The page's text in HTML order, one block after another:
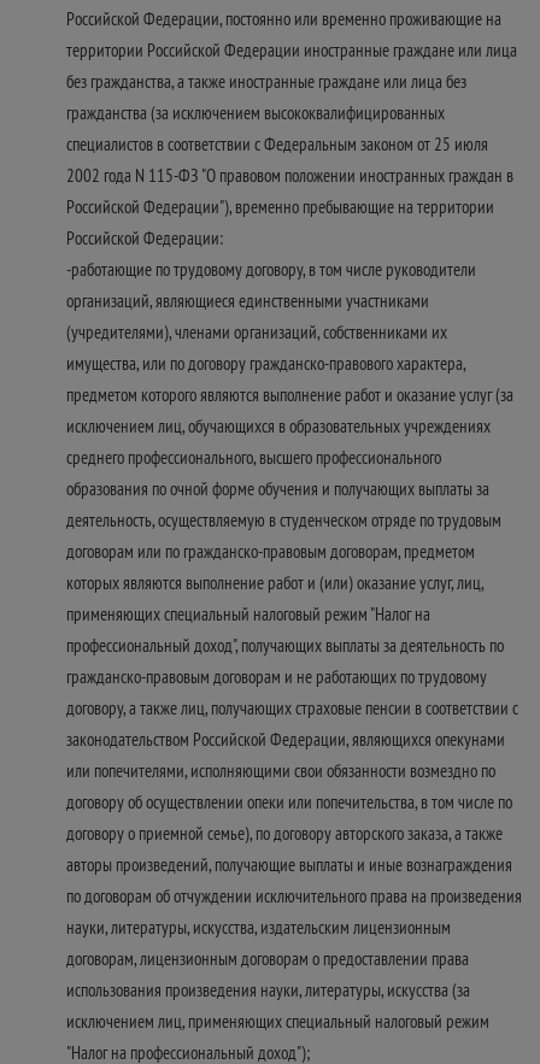
Российской Федерации, постоянно или временно проживающие на
территории Российской Федерации иностранные граждане или лица
без гражданства, а также иностранные граждане или лица без
гражданства (за исключением высококвалифицированных
специалистов в соответствии с Федеральным законом от 25 июля
2002 года N 115-ФЗ "О правовом положении иностранных граждан в
Российской Федерации"), временно пребывающие на территории
Российской Федерации:
-работающие по трудовому договору, в том числе руководители
организаций, являющиеся единственными участниками
(учредителями), членами организаций, собственниками их
имущества, или по договору гражданско-правового характера,
предметом которого являются выполнение работ и оказание услуг (за
исключением лиц, обучающихся в образовательных учреждениях
среднего профессионального, высшего профессионального
образования по очной форме обучения и получающих выплаты за
деятельность, осуществляемую в студенческом отряде по трудовым
договорам или по гражданско-правовым договорам, предметом
которых являются выполнение работ и (или) оказание услуг, лиц,
применяющих специальный налоговый режим "Налог на
профессиональный доход", получающих выплаты за деятельность по
гражданско-правовым договорам и не работающих по трудовому
договору, а также лиц, получающих страховые пенсии в соответствии с
законодательством Российской Федерации, являющихся опекунами
или попечителями, исполняющими свои обязанности возмездно по
договору об осуществлении опеки или попечительства, в том числе по
договору о приемной семье), по договору авторского заказа, а также
авторы произведений, получающие выплаты и иные вознаграждения
по договорам об отчуждении исключительного права на произведения
науки, литературы, искусства, издательским лицензионным
договорам, лицензионным договорам о предоставлении права
использования произведения науки, литературы, искусства (за
исключением лиц, применяющих специальный налоговый режим
"Налог на профессиональный доход");